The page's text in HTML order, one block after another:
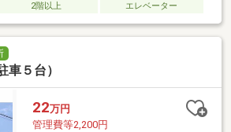
2階以上 エレベーター
車５台）
22万円
管理費等2,200円